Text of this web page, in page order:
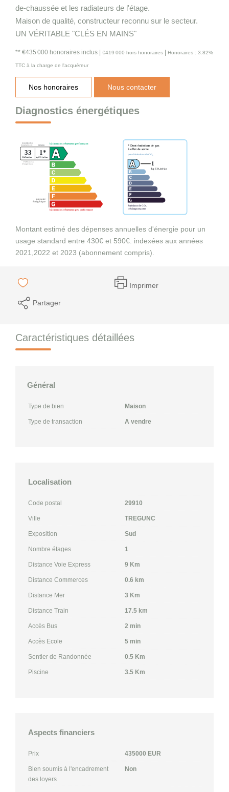
de-chaussée et les radiateurs de l'étage.
Maison de qualité, constructeur reconnu sur le secteur.
UN VÉRITABLE "CLÉS EN MAINS"
** €435 000 honoraires inclus | €419 000 hors honoraires | Honoraires : 3.82%
TTC à la charge de l'acquéreur
Nos honoraires Nous contacter
Diagnostics énergétiques
Montant estimé des dépenses annuelles d'énergie pour un
usage standard entre 430€ et 590€. indexées aux années
2021,2022 et 2023 (abonnement compris).
Imprimer
Partager
Caractéristiques détaillées
Général
Type de bien Maison
Type de transaction A vendre
Localisation
Code postal 29910
Ville TREGUNC
Exposition Sud
Nombre étages 1
Distance Voie Express 9 Km
Distance Commerces 0.6 km
Distance Mer 3 Km
Distance Train 17.5 km
Accès Bus 2 min
Accès Ecole 5 min
Sentier de Randonnée 0.5 Km
Piscine 3.5 Km
Aspects financiers
Prix 435000 EUR
Bien soumis à l'encadrement
des loyers
Non